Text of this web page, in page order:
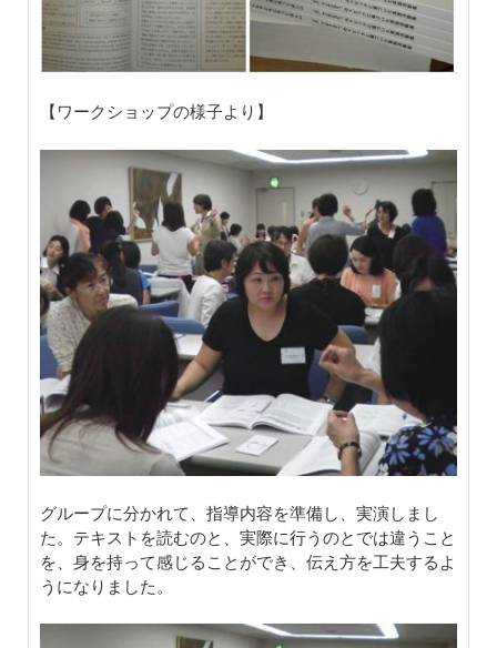
【ワークショップの様子より】
グループに分かれて、指導内容を準備し、実演しまし
た。テキストを読むのと、実際に行うのとでは違うこと
を、身を持って感じることができ、伝え方を工夫するよ
うになりました。